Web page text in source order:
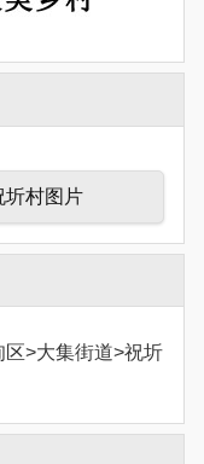
圻村图片
>大集街道>祝圻